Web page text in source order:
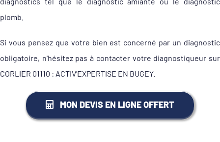
plomb.
Si vous pensez que votre bien est concerné par un diagnostic
obligatoire, n'hésitez pas à contacter votre diagnostiqueur sur
CORLIER 01110 : ACTIV'EXPERTISE EN BUGEY.
MON DEVIS EN LIGNE OFFERT